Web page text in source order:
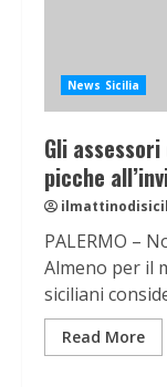
News Sicilia
Gli
picche
PALERMO –
Almeno per il
siciliani
Read More